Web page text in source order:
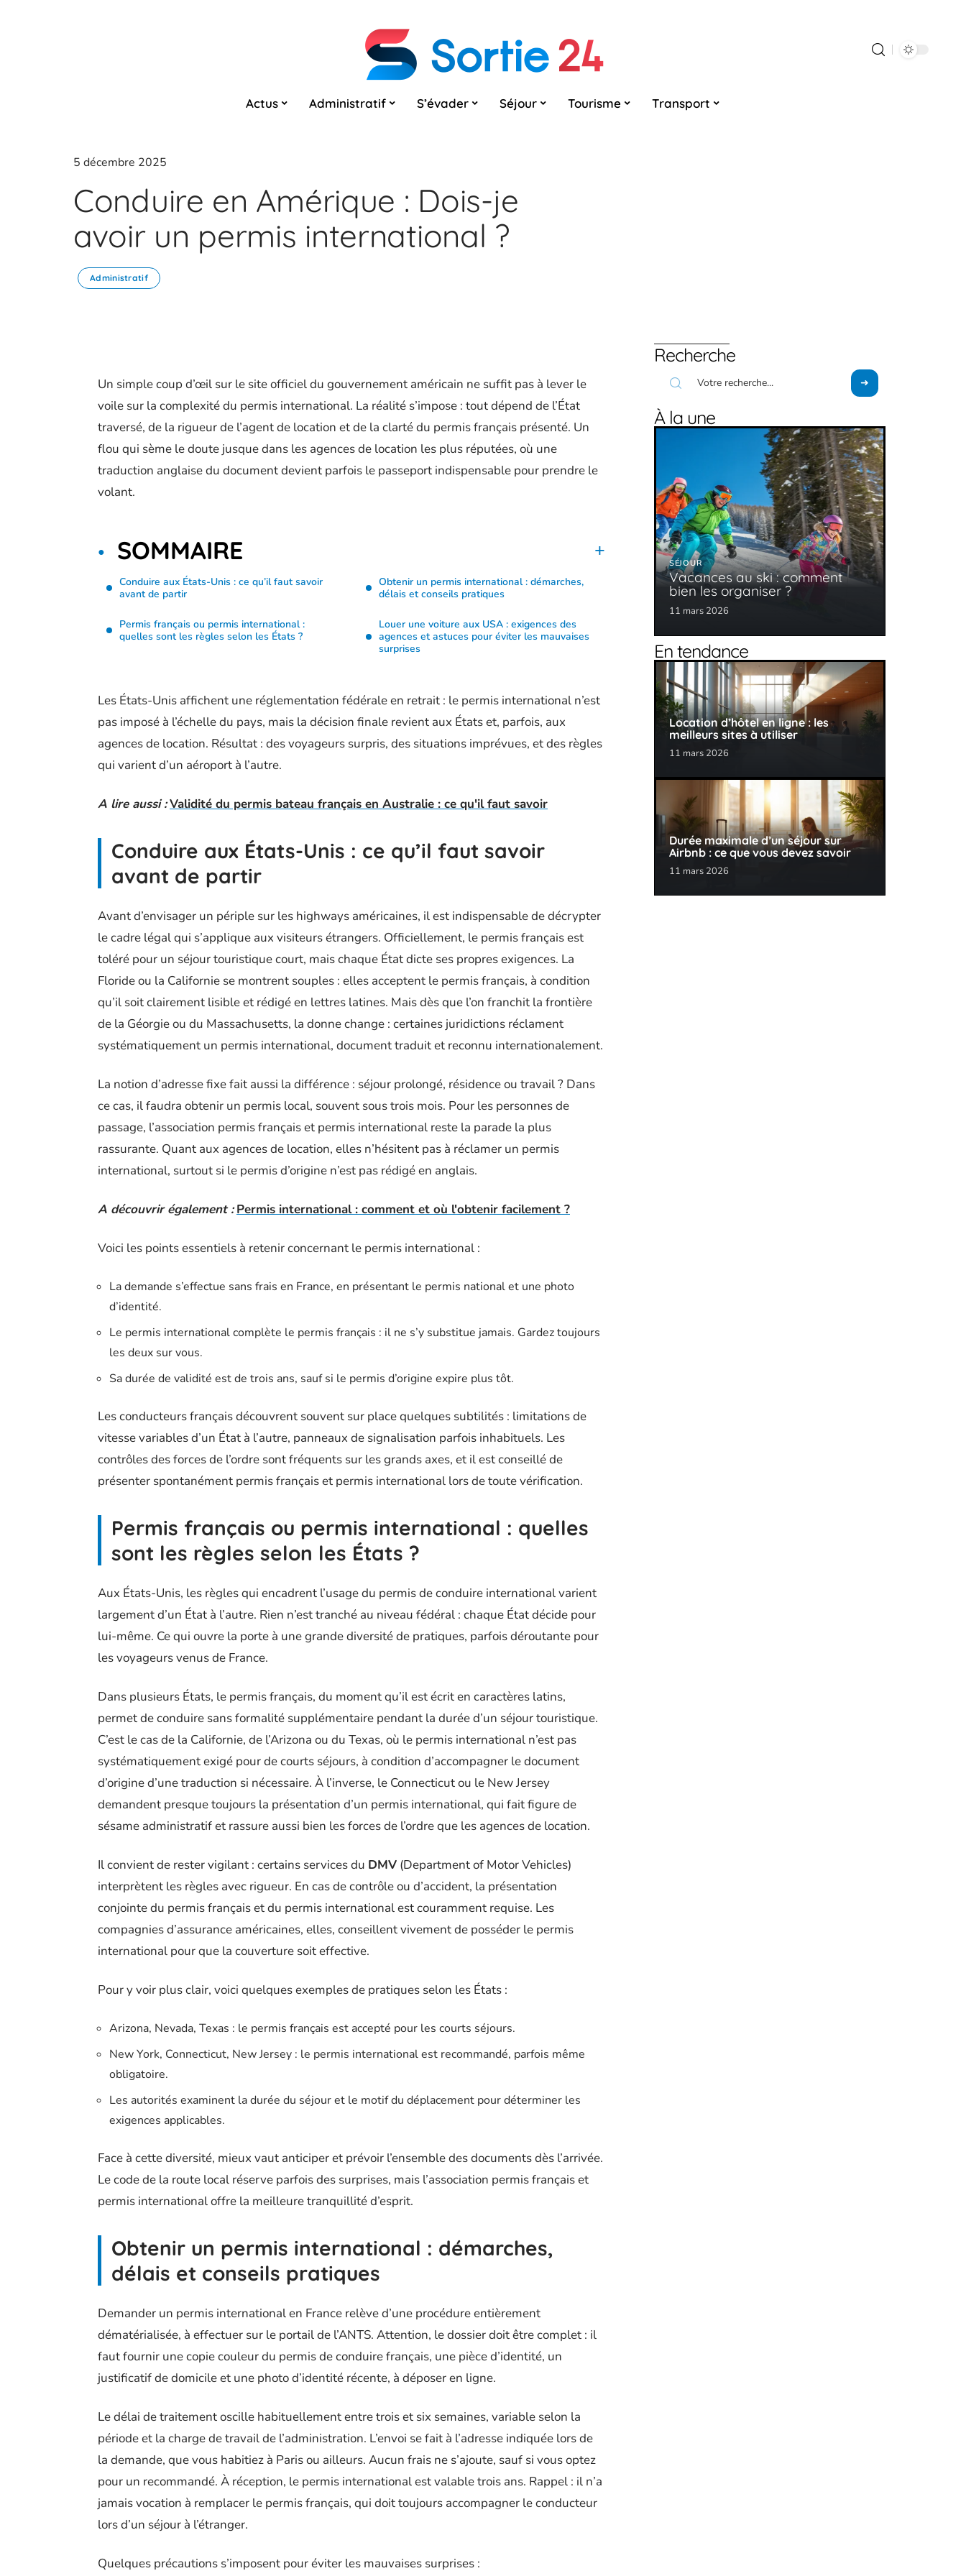
Actus Administratif S’évader Séjour Tourisme Transport
5 décembre 2025
Conduire en Amérique : Dois-je
avoir un permis international ?
Administratif
Un simple coup d’œil sur le site officiel du gouvernement américain ne suffit pas à lever le
voile sur la complexité du permis international. La réalité s’impose : tout dépend de l’État
traversé, de la rigueur de l’agent de location et de la clarté du permis français présenté. Un
flou qui sème le doute jusque dans les agences de location les plus réputées, où une
traduction anglaise du document devient parfois le passeport indispensable pour prendre le
volant.
SOMMAIRE
Conduire aux États-Unis : ce qu’il faut savoir
avant de partir
Permis français ou permis international :
quelles sont les règles selon les États ?
Obtenir un permis international : démarches,
délais et conseils pratiques
Louer une voiture aux USA : exigences des
agences et astuces pour éviter les mauvaises
surprises
Les États-Unis affichent une réglementation fédérale en retrait : le permis international n’est
pas imposé à l’échelle du pays, mais la décision finale revient aux États et, parfois, aux
agences de location. Résultat : des voyageurs surpris, des situations imprévues, et des règles
qui varient d’un aéroport à l’autre.
A lire aussi :Validité du permis bateau français en Australie : ce qu'il faut savoir
Conduire aux États-Unis : ce qu’il faut savoir
avant de partir
Avant d’envisager un périple sur les highways américaines, il est indispensable de décrypter
le cadre légal qui s’applique aux visiteurs étrangers. Officiellement, le permis français est
toléré pour un séjour touristique court, mais chaque État dicte ses propres exigences. La
Floride ou la Californie se montrent souples : elles acceptent le permis français, à condition
qu’il soit clairement lisible et rédigé en lettres latines. Mais dès que l’on franchit la frontière
de la Géorgie ou du Massachusetts, la donne change : certaines juridictions réclament
systématiquement un permis international, document traduit et reconnu internationalement.
La notion d’adresse fixe fait aussi la différence : séjour prolongé, résidence ou travail ? Dans
ce cas, il faudra obtenir un permis local, souvent sous trois mois. Pour les personnes de
passage, l’association permis français et permis international reste la parade la plus
rassurante. Quant aux agences de location, elles n’hésitent pas à réclamer un permis
international, surtout si le permis d’origine n’est pas rédigé en anglais.
A découvrir également : Permis international : comment et où l'obtenir facilement ?
Voici les points essentiels à retenir concernant le permis international :
La demande s’effectue sans frais en France, en présentant le permis national et une photo
d’identité.
Le permis international complète le permis français : il ne s’y substitue jamais. Gardez toujours
les deux sur vous.
Sa durée de validité est de trois ans, sauf si le permis d’origine expire plus tôt.
Les conducteurs français découvrent souvent sur place quelques subtilités : limitations de
vitesse variables d’un État à l’autre, panneaux de signalisation parfois inhabituels. Les
contrôles des forces de l’ordre sont fréquents sur les grands axes, et il est conseillé de
présenter spontanément permis français et permis international lors de toute vérification.
Permis français ou permis international : quelles
sont les règles selon les États ?
Aux États-Unis, les règles qui encadrent l’usage du permis de conduire international varient
largement d’un État à l’autre. Rien n’est tranché au niveau fédéral : chaque État décide pour
lui-même. Ce qui ouvre la porte à une grande diversité de pratiques, parfois déroutante pour
les voyageurs venus de France.
Dans plusieurs États, le permis français, du moment qu’il est écrit en caractères latins,
permet de conduire sans formalité supplémentaire pendant la durée d’un séjour touristique.
C’est le cas de la Californie, de l’Arizona ou du Texas, où le permis international n’est pas
systématiquement exigé pour de courts séjours, à condition d’accompagner le document
d’origine d’une traduction si nécessaire. À l’inverse, le Connecticut ou le New Jersey
demandent presque toujours la présentation d’un permis international, qui fait figure de
sésame administratif et rassure aussi bien les forces de l’ordre que les agences de location.
Il convient de rester vigilant : certains services du DMV (Department of Motor Vehicles)
interprètent les règles avec rigueur. En cas de contrôle ou d’accident, la présentation
conjointe du permis français et du permis international est couramment requise. Les
compagnies d’assurance américaines, elles, conseillent vivement de posséder le permis
international pour que la couverture soit effective.
Pour y voir plus clair, voici quelques exemples de pratiques selon les États :
Arizona, Nevada, Texas : le permis français est accepté pour les courts séjours.
New York, Connecticut, New Jersey : le permis international est recommandé, parfois même
obligatoire.
Les autorités examinent la durée du séjour et le motif du déplacement pour déterminer les
exigences applicables.
Face à cette diversité, mieux vaut anticiper et prévoir l’ensemble des documents dès l’arrivée.
Le code de la route local réserve parfois des surprises, mais l’association permis français et
permis international offre la meilleure tranquillité d’esprit.
Obtenir un permis international : démarches,
délais et conseils pratiques
Demander un permis international en France relève d’une procédure entièrement
dématérialisée, à effectuer sur le portail de l’ANTS. Attention, le dossier doit être complet : il
faut fournir une copie couleur du permis de conduire français, une pièce d’identité, un
justificatif de domicile et une photo d’identité récente, à déposer en ligne.
Le délai de traitement oscille habituellement entre trois et six semaines, variable selon la
période et la charge de travail de l’administration. L’envoi se fait à l’adresse indiquée lors de
la demande, que vous habitiez à Paris ou ailleurs. Aucun frais ne s’ajoute, sauf si vous optez
pour un recommandé. À réception, le permis international est valable trois ans. Rappel : il n’a
jamais vocation à remplacer le permis français, qui doit toujours accompagner le conducteur
lors d’un séjour à l’étranger.
Quelques précautions s’imposent pour éviter les mauvaises surprises :
Recherche
À la une
SÉJOUR
Vacances au ski : comment
bien les organiser ?
11 mars 2026
En tendance
Location d’hôtel en ligne : les
meilleurs sites à utiliser
11 mars 2026
Durée maximale d’un séjour sur
Airbnb : ce que vous devez savoir
11 mars 2026